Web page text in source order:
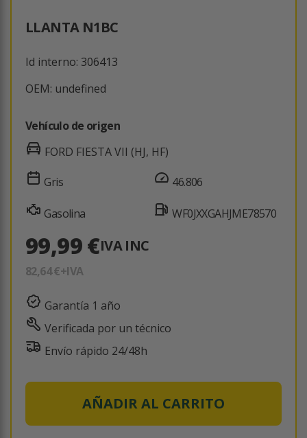
LLANTA N1BC
Id interno: 306413
OEM: undefined
Vehículo de origen
FORD FIESTA VII (HJ, HF)
Gris
Gasolina
46.806
WF0JXXGAHJME78570
99,99 €IVA INC
82,64 €+IVA
Garantía 1 año
Verificada por un técnico
Envío rápido 24/48h
AÑADIR AL CARRITO